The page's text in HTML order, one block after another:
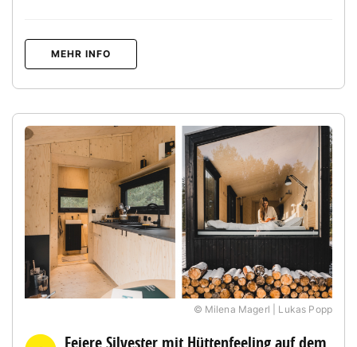
MEHR INFO
© Milena Magerl | Lukas Popp
Feiere Silvester mit Hüttenfeeling auf dem